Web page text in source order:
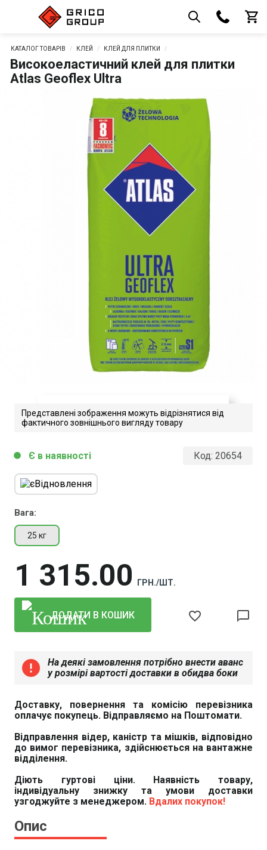
КАТАЛОГ ТОВАРІВ КЛЕЙ КЛЕЙ ДЛЯ ПЛИТКИ
Високоеластичний клей для плитки
Atlas Geoflex Ultra
Atlas Ultra Geoflex. Технічний
Завантажити файл у pdf-форматі
Розмір файлу 144 Kb
Представлені зображення можуть відрізнятися від
фактичного зовнішнього вигляду товару
Код: 20654
Вага:
25 кг
1 315 00 ГРН./ШТ.
circle Є в наявності
ДОДАТИ В КОШИК favorite_border chat_bubble_outline
error
На деякі замовлення потрібно внести аванс
у розмірі вартості доставки в обидва боки
Доставку, повернення та комісію перевізника
оплачує покупець. Відправляємо на Поштомати.
Відправлення відер, каністр та мішків, відповідно
до вимог перевізника, здійснюється на вантажне
відділення.
Діють гуртові ціни. Наявність товару,
індивідуальну знижку та умови доставки
узгоджуйте з менеджером. Вдалих покупок!
Опис